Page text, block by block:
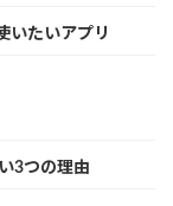
いたいアプリ
3つの理由